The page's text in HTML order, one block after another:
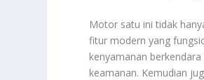
Motor satu ini tidak
fitur modern yang
kenyamanan
keamanan. Kemudian